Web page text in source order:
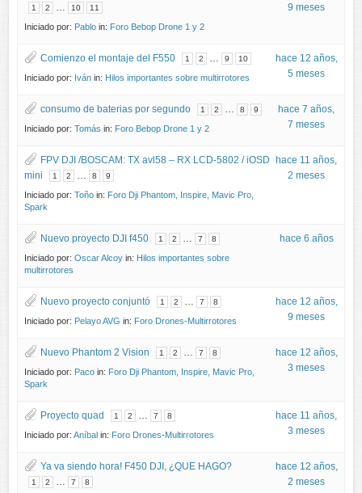
1 2 … 10 11
Iniciado por: Pablo in: Foro Bebop Drone 1 y 2
9 meses
Comienzo el montaje del F550 1 2 … 9 10
Iniciado por: Iván in: Hilos importantes sobre multirrotores
hace 12 años,
5 meses
consumo de baterias por segundo 1 2 … 8 9
Iniciado por:Tomás in: Foro Bebop Drone 1 y 2
hace 7 años,
7 meses
FPV DJI /BOSCAM: TX avl58 – RX LCD-5802 / iOSD
mini
1 2 … 8 9
Iniciado por:Toño in: Foro Dji Phantom, Inspire, Mavic Pro,
Spark
hace 11 años,
2 meses
Nuevo proyecto DJI f450 1 2 … 7 8
Iniciado por:Oscar Alcoy in: Hilos importantes sobre
multirrotores
hace 6 años
Nuevo proyecto conjuntó 1 2 … 7 8
Iniciado por: Pelayo AVG in: Foro Drones-Multirrotores
hace 12 años,
9 meses
Nuevo Phantom 2 Vision 1 2 … 7 8
Iniciado por: Paco in: Foro Dji Phantom, Inspire, Mavic Pro,
Spark
hace 12 años,
3 meses
Proyecto quad 1 2 … 7 8
Iniciado por:Aníbal in: Foro Drones-Multirrotores
hace 11 años,
3 meses
Ya va siendo hora! F450 DJI, ¿QUE HAGO?
1 2 … 7 8
hace 12 años,
2 meses